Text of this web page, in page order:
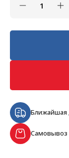
Ближайшая
Самовывоз